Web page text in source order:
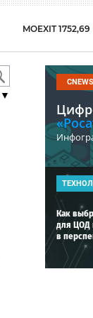
MOEXIT 1752,69
▼
Как
для ЦОД
в